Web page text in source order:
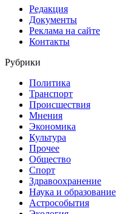
Редакция
Документы
Реклама на сайте
Контакты
Рубрики
Политика
Транспорт
Происшествия
Мнения
Экономика
Культура
Прочее
Общество
Спорт
Здравоохранение
Наука и образование
Астрособытия